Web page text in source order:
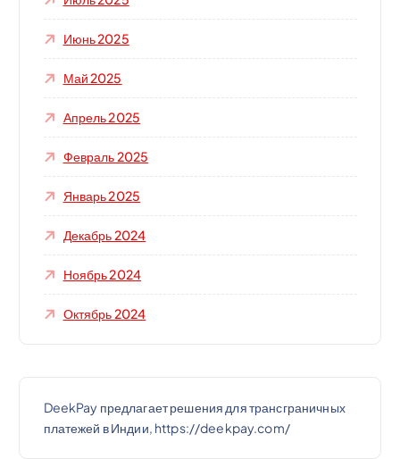
Июнь 2025
Май 2025
Апрель 2025
Февраль 2025
Январь 2025
Декабрь 2024
Ноябрь 2024
Октябрь 2024
DeekPay предлагает решения для трансграничных
платежей в Индии, https://deekpay.com/